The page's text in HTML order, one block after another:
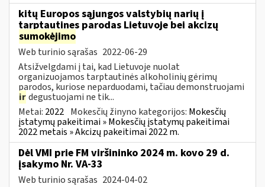
kitų Europos sąjungos valstybių narių į
tarptautines parodas Lietuvoje bei akcizų
sumokėjimo
Web turinio sąrašas 2022-06-29
Atsižvelgdami į tai, kad Lietuvoje nuolat
organizuojamos tarptautinės alkoholinių gėrimų
parodos, kuriose neparduodami, tačiau demonstruojami
irdegustuojami ne tik...
Metai: 2022 Mokesčių žinyno kategorijos: Mokesčių
įstatymų pakeitimai » Mokesčių įstatymų pakeitimai
2022 metais » Akcizų pakeitimai 2022 m.
Dėl VMI prie FM viršininko 2024 m. kovo 29 d.
įsakymo Nr. VA-33
Web turinio sąrašas 2024-04-02